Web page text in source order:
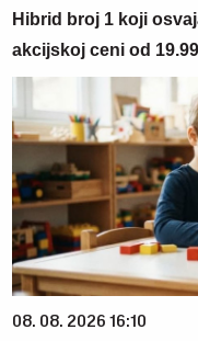
Hibrid broj 1 koji
akcijskoj ceni od
08. 08. 2026 16:10